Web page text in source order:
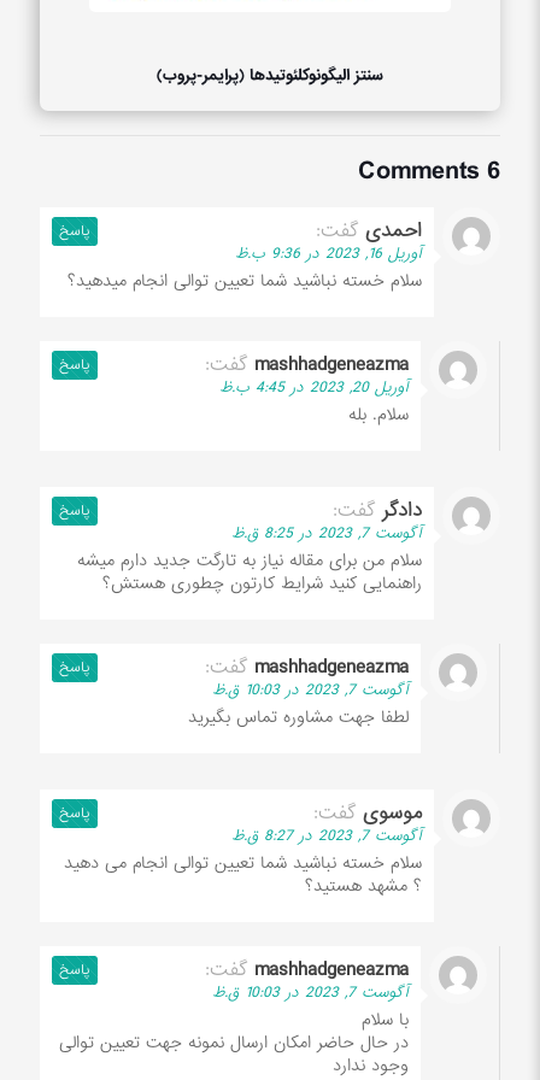
سنتز الیگونوکلئوتیدها (پرایمر-پروب)
6 Comments
احمدی گفت:
آوریل 16, 2023 در 9:36 ب.ظ
سلام خسته نباشید شما تعیین توالی انجام میدهید؟
پاسخ
mashhadgeneazma گفت:
آوریل 20, 2023 در 4:45 ب.ظ
سلام. بله
پاسخ
دادگر گفت:
آگوست 7, 2023 در 8:25 ق.ظ
سلام من برای مقاله نیاز به تارگت جدید دارم میشه
راهنمایی کنید شرایط کارتون چطوری هستش؟
پاسخ
mashhadgeneazma گفت:
آگوست 7, 2023 در 10:03 ق.ظ
لطفا جهت مشاوره تماس بگیرید
پاسخ
موسوی گفت:
آگوست 7, 2023 در 8:27 ق.ظ
سلام خسته نباشید شما تعیین توالی انجام می دهید
؟ مشهد هستید؟
پاسخ
mashhadgeneazma گفت:
آگوست 7, 2023 در 10:03 ق.ظ
با سلام
در حال حاضر امکان ارسال نمونه جهت تعیین توالی
وجود ندارد
پاسخ